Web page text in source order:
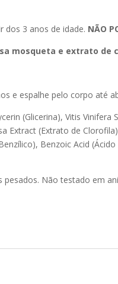
dos 3 anos de idade. NÃO
mosqueta e extrato de
e espalhe pelo corpo até
(Glicerina), Vitis
(Extrato de
Benzoic Acid
pesados. Não testado em